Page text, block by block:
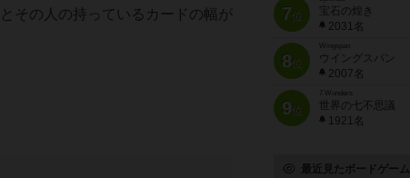
その人の持っているカードの幅が
7位
宝石の煌き
2031名
8位
Wingspan
ウイングスパン
2007名
9位
7 Wonders
世界の七不思議
1921名
最近見たボードゲーム